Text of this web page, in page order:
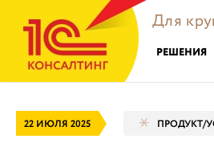
Для
РЕШЕНИЯ
22 ИЮЛЯ 2025 ПРОДУКТ/